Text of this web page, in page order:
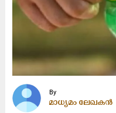
By
മാധ്യമം ലേഖകൻ